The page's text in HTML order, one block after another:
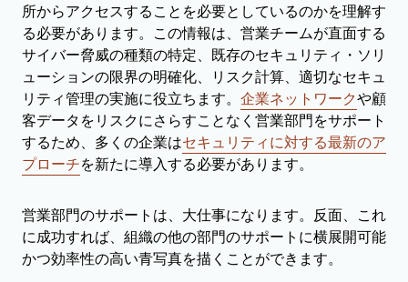
所からアクセスすることを必要としているのかを理解す
る必要があります。この情報は、営業チームが直面する
サイバー脅威の種類の特定、既存のセキュリティ・ソリ
ューションの限界の明確化、リスク計算、適切なセキュ
リティ管理の実施に役立ちます。 企業ネットワークや顧
客データをリスクにさらすことなく営業部門をサポート
するため、多くの企業はセキュリティに対する最新のア
プローチを新たに導入する必要があります。
営業部門のサポートは、大仕事になります。反面、これ
に成功すれば、組織の他の部門のサポートに横展開可能
かつ効率性の高い青写真を描くことができます。